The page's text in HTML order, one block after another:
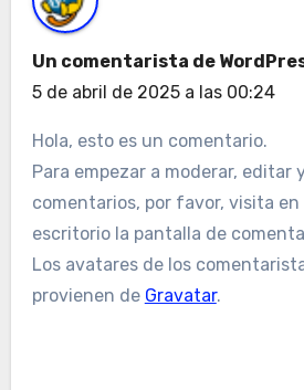
Un comentarista de
5 de abril de 2025 a las 00:24
Hola, esto es un comentario.
Para empezar a moderar, editar
comentarios, por favor, visita en
escritorio la pantalla de
Los avatares de los
provienen de Gravatar.